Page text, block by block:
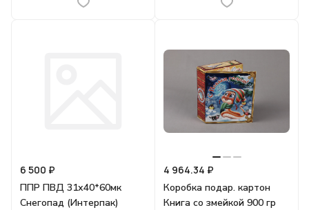
6 500 ₽
ППР ПВД 31х40*60мк
Снегопад (Интерпак)
4 964.34 ₽
Коробка подар. картон
Книга со змейкой 900 гр